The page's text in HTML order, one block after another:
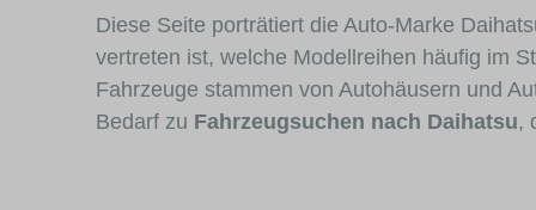
Diese Seite porträtiert die Auto-Marke
vertreten ist, welche Modellreihen häufig im
Fahrzeuge stammen von Autohäusern und
Bedarf zu Fahrzeugsuchen nach Daihatsu,